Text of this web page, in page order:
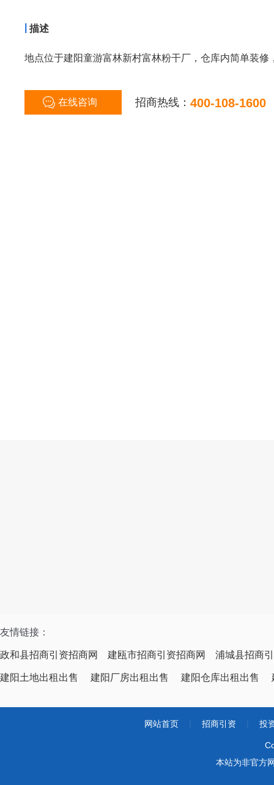
描述
地点位于建阳童游富林新村富林粉干厂，仓库内简单装
在线咨询 招商热线： 400-108-1600
友情链接：
政和县招商引资招商网 建瓯市招商引资招商网 浦城县招商
建阳土地出租出售 建阳厂房出租出售 建阳仓库出租出售
网站首页 招商引资 投
本站为非官方